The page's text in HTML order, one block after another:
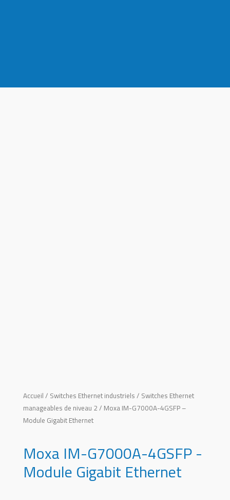
Accueil / Switches Ethernet industriels / Switches Ethernet
manageables de niveau 2 / Moxa IM-G7000A-4GSFP –
Module Gigabit Ethernet
Moxa IM-G7000A-4GSFP -
Module Gigabit Ethernet